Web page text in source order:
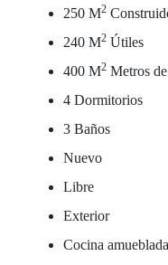
250 M2
240 M2 Útiles
400 M2 Metros
4 Dormitorios
3 Baños
Nuevo
Libre
Exterior
Cocina amueblada